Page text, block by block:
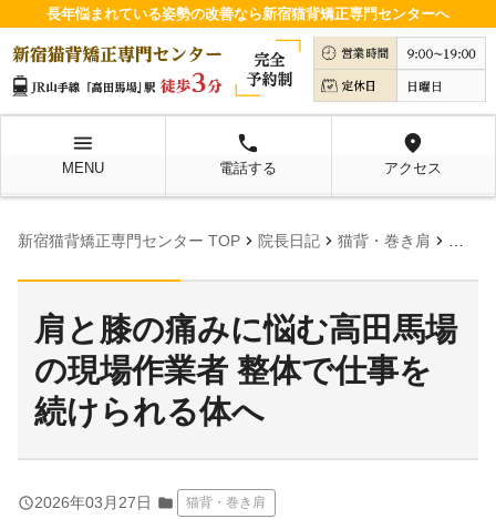
長年悩まれている姿勢の改善なら新宿猫背矯正専門センターへ
menu
MENU
local_phone
電話する
location_on
アクセス
新宿猫背矯正専門センター TOP chevron_right 院長日記 chevron_right 猫背・巻き肩 chevron_right
肩と膝の痛みに悩む高田馬場
の現場作業者 整体で仕事を
続けられる体へ
query_builder2026年03月27日 folder 猫背・巻き肩